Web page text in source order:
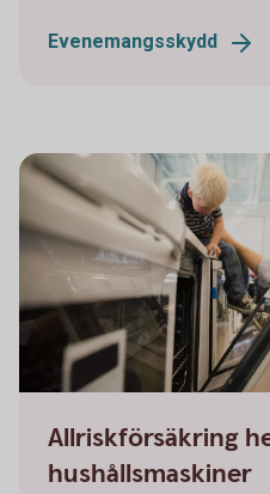
Evenemangsskydd
Allriskförsäkring
hushållsmaskiner